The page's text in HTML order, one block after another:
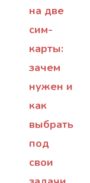
на две
сим-
карты:
зачем
нужен и
как
выбрать
под
свои